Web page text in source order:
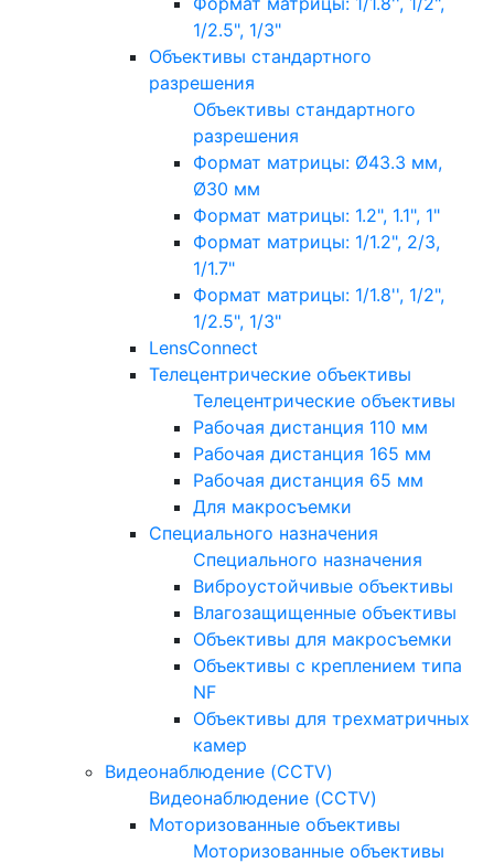
1/2.5", 1/3"
Объективы стандартного
разрешения
Объективы стандартного
разрешения
Формат матрицы: Ø43.3 мм,
Ø30 мм
Формат матрицы: 1.2", 1.1", 1"
Формат матрицы: 1/1.2", 2/3,
1/1.7"
Формат матрицы: 1/1.8'', 1/2",
1/2.5", 1/3"
LensConnect
Телецентрические объективы
Телецентрические объективы
Рабочая дистанция 110 мм
Рабочая дистанция 165 мм
Рабочая дистанция 65 мм
Для макросъемки
Специального назначения
Специального назначения
Виброустойчивые объективы
Влагозащищенные объективы
Объективы для макросъемки
Объективы с креплением типа
NF
Объективы для трехматричных
камер
Видеонаблюдение (CCTV)
Видеонаблюдение (CCTV)
Моторизованные объективы
Моторизованные объективы